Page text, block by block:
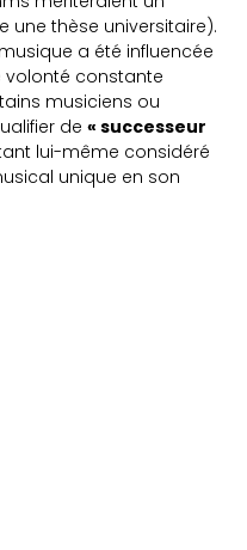
une thèse universitaire).
a été influencée
volonté constante
musiciens ou
de« successeur
lui-même considéré
unique en son